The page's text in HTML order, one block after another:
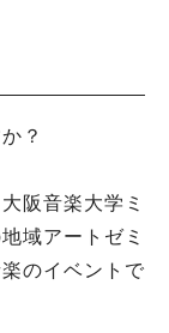
？
阪音楽大学ミ
域アートゼミ
のイベントで